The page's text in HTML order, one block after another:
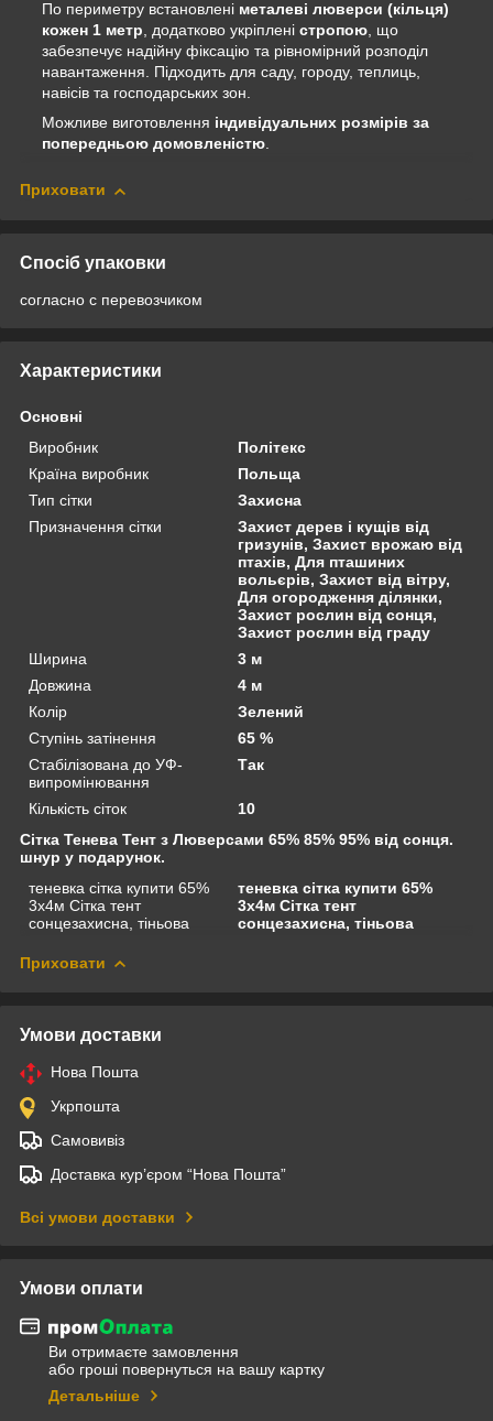
По периметру встановлені металеві люверси (кільця)
кожен 1 метр, додатково укріплені стропою, що
забезпечує надійну фіксацію та рівномірний розподіл
навантаження. Підходить для саду, городу, теплиць,
навісів та господарських зон.
Можливе виготовлення індивідуальних розмірів за
попередньою домовленістю.
Приховати
Спосіб упаковки
согласно с перевозчиком
Характеристики
Основні
Виробник
Політекс
Країна виробник
Польща
Тип сітки
Захисна
Призначення сітки
Захист дерев і кущів від
гризунів, Захист врожаю від
птахів, Для пташиних
вольєрів, Захист від вітру,
Для огородження ділянки,
Захист рослин від сонця,
Захист рослин від граду
Ширина
3 м
Довжина
4 м
Колір
Зелений
Ступінь затінення
65 %
Стабілізована до УФ-
випромінювання
Так
Кількість сіток
10
Сітка Тенева Тент з Люверсами 65% 85% 95% від сонця.
шнур у подарунок.
теневка сітка купити 65%
3х4м Сітка тент
сонцезахисна, тіньова
теневка сітка купити 65%
3х4м Сітка тент
сонцезахисна, тіньова
Приховати
Умови доставки
Нова Пошта
Укрпошта
Самовивіз
Доставка кур’єром “Нова Пошта”
Всі умови доставки
Умови оплати
Ви отримаєте замовлення
або гроші повернуться на вашу картку
Детальніше